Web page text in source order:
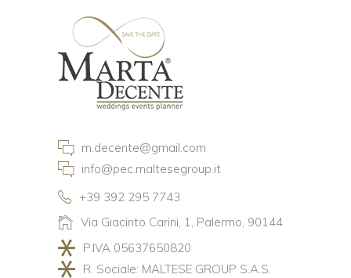
m.decente@gmail.com
info@pec.maltesegroup.it
+39 392 295 7743
Via Giacinto Carini, 1, Palermo, 90144
P.IVA 05637650820
R. Sociale: MALTESE GROUP S.A.S.